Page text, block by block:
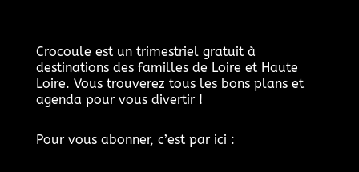
Crocoule est un trimestriel gratuit à
destinations des familles de Loire et Haute
Loire. Vous trouverez tous les bons plans et
agenda pour vous divertir !
Pour vous abonner, c’est par ici :